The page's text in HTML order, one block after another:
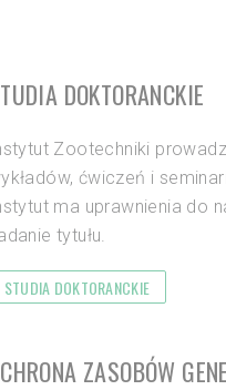
DOKTORANCKIE
Zootechniki
ćwiczeń i
ma uprawnienia do
tytułu.
STUDIA DOKTORANCKIE
ZASOBÓW